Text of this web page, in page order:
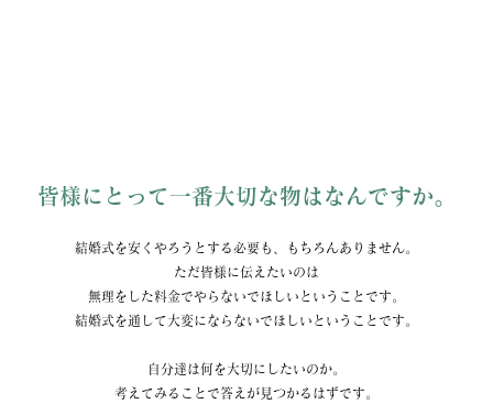
皆様にとって一番大切な物はなんですか。
結婚式を安くやろうとする必要も、もちろんありません。
ただ皆様に伝えたいのは
無理をした料金でやらないでほしいということです。
結婚式を通して大変にならないでほしいということです。
自分達は何を大切にしたいのか。
考えてみることで答えが見つかるはずです。